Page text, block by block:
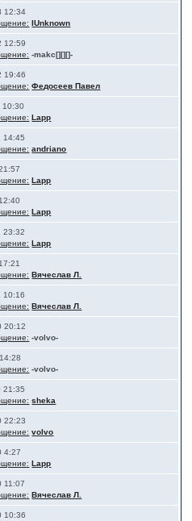
12:34
IUnknown
12:59
-makc[][][]-
19:46
Федосеев Павел
10:30
Lapp
14:45
andriano
Lapp
Lapp
23:32
Lapp
Вячеслав Л.
10:16
Вячеслав Л.
20:12
-volvo-
-volvo-
21:35
sheka
22:23
volvo
4:27
Lapp
11:07
Вячеслав Л.
10:36